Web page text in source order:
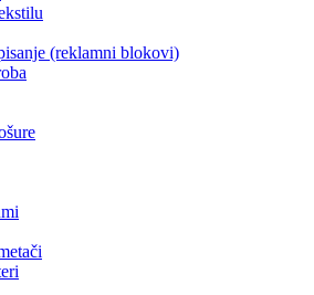
(reklamni blokovi)